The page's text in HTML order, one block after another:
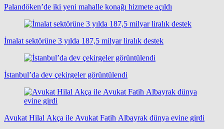
Palandöken’de iki yeni mahalle konağı hizmete açıldı
İmalat sektörüne 3 yılda 187,5 milyar liralık destek
İstanbul’da dev çekirgeler görüntülendi
Avukat Hilal Akça ile Avukat Fatih Albayrak dünya evine girdi